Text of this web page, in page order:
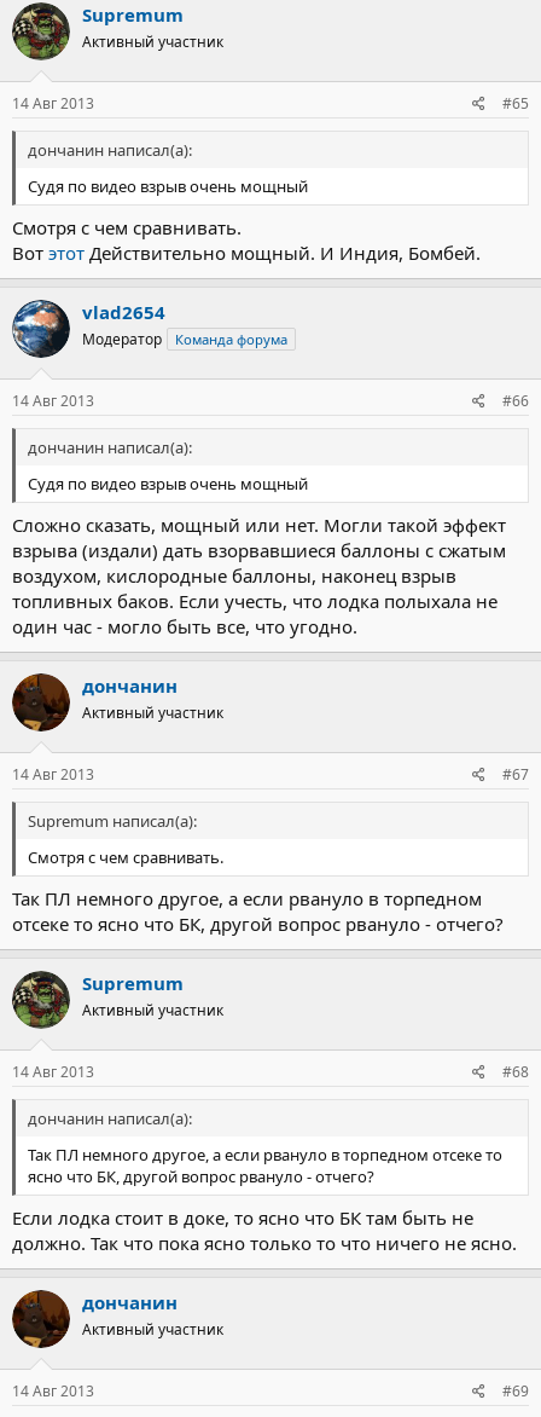
Supremum
Активный участник
14 Авг 2013 #65
дончанин написал(а):
Судя по видео взрыв очень мощный
Смотря с чем сравнивать.
Вот этот Действительно мощный. И Индия, Бомбей.
vlad2654
Модератор Команда форума
14 Авг 2013 #66
дончанин написал(а):
Судя по видео взрыв очень мощный
Сложно сказать, мощный или нет. Могли такой эффект
взрыва (издали) дать взорвавшиеся баллоны с сжатым
воздухом, кислородные баллоны, наконец взрыв
топливных баков. Если учесть, что лодка полыхала не
один час - могло быть все, что угодно.
дончанин
Активный участник
14 Авг 2013 #67
Supremum написал(а):
Смотря с чем сравнивать.
Так ПЛ немного другое, а если рвануло в торпедном
отсеке то ясно что БК, другой вопрос рвануло - отчего?
Supremum
Активный участник
14 Авг 2013 #68
дончанин написал(а):
Так ПЛ немного другое, а если рвануло в торпедном отсеке то
ясно что БК, другой вопрос рвануло - отчего?
Если лодка стоит в доке, то ясно что БК там быть не
должно. Так что пока ясно только то что ничего не ясно.
дончанин
Активный участник
14 Авг 2013 #69